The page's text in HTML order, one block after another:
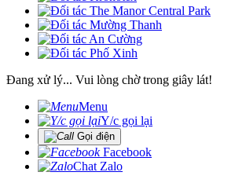
Đang xử lý... Vui lòng chờ trong giây lát!
Menu
Y/c gọi lại
Gọi điện
Facebook
Chat Zalo